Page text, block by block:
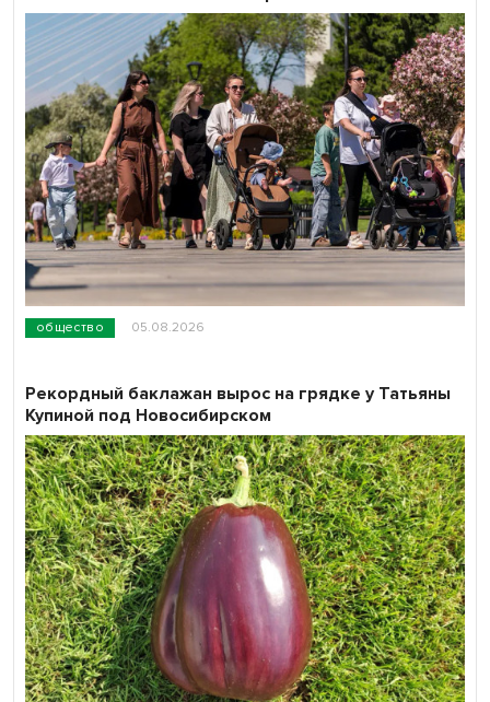
общество 05.08.2026
Рекордный баклажан вырос на грядке у Татьяны
Купиной под Новосибирском